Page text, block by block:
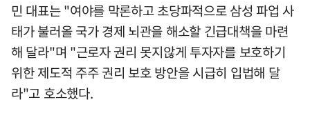
민 대표는 "여야를 막론하고 초당파적으로 삼성 파업 사
태가 불러올 국가 경제 뇌관을 해소할 긴급대책을 마련
해 달라"며 "근로자 권리 못지않게 투자자를 보호하기
위한 제도적 주주 권리 보호 방안을 시급히 입법해 달
라"고 호소했다.